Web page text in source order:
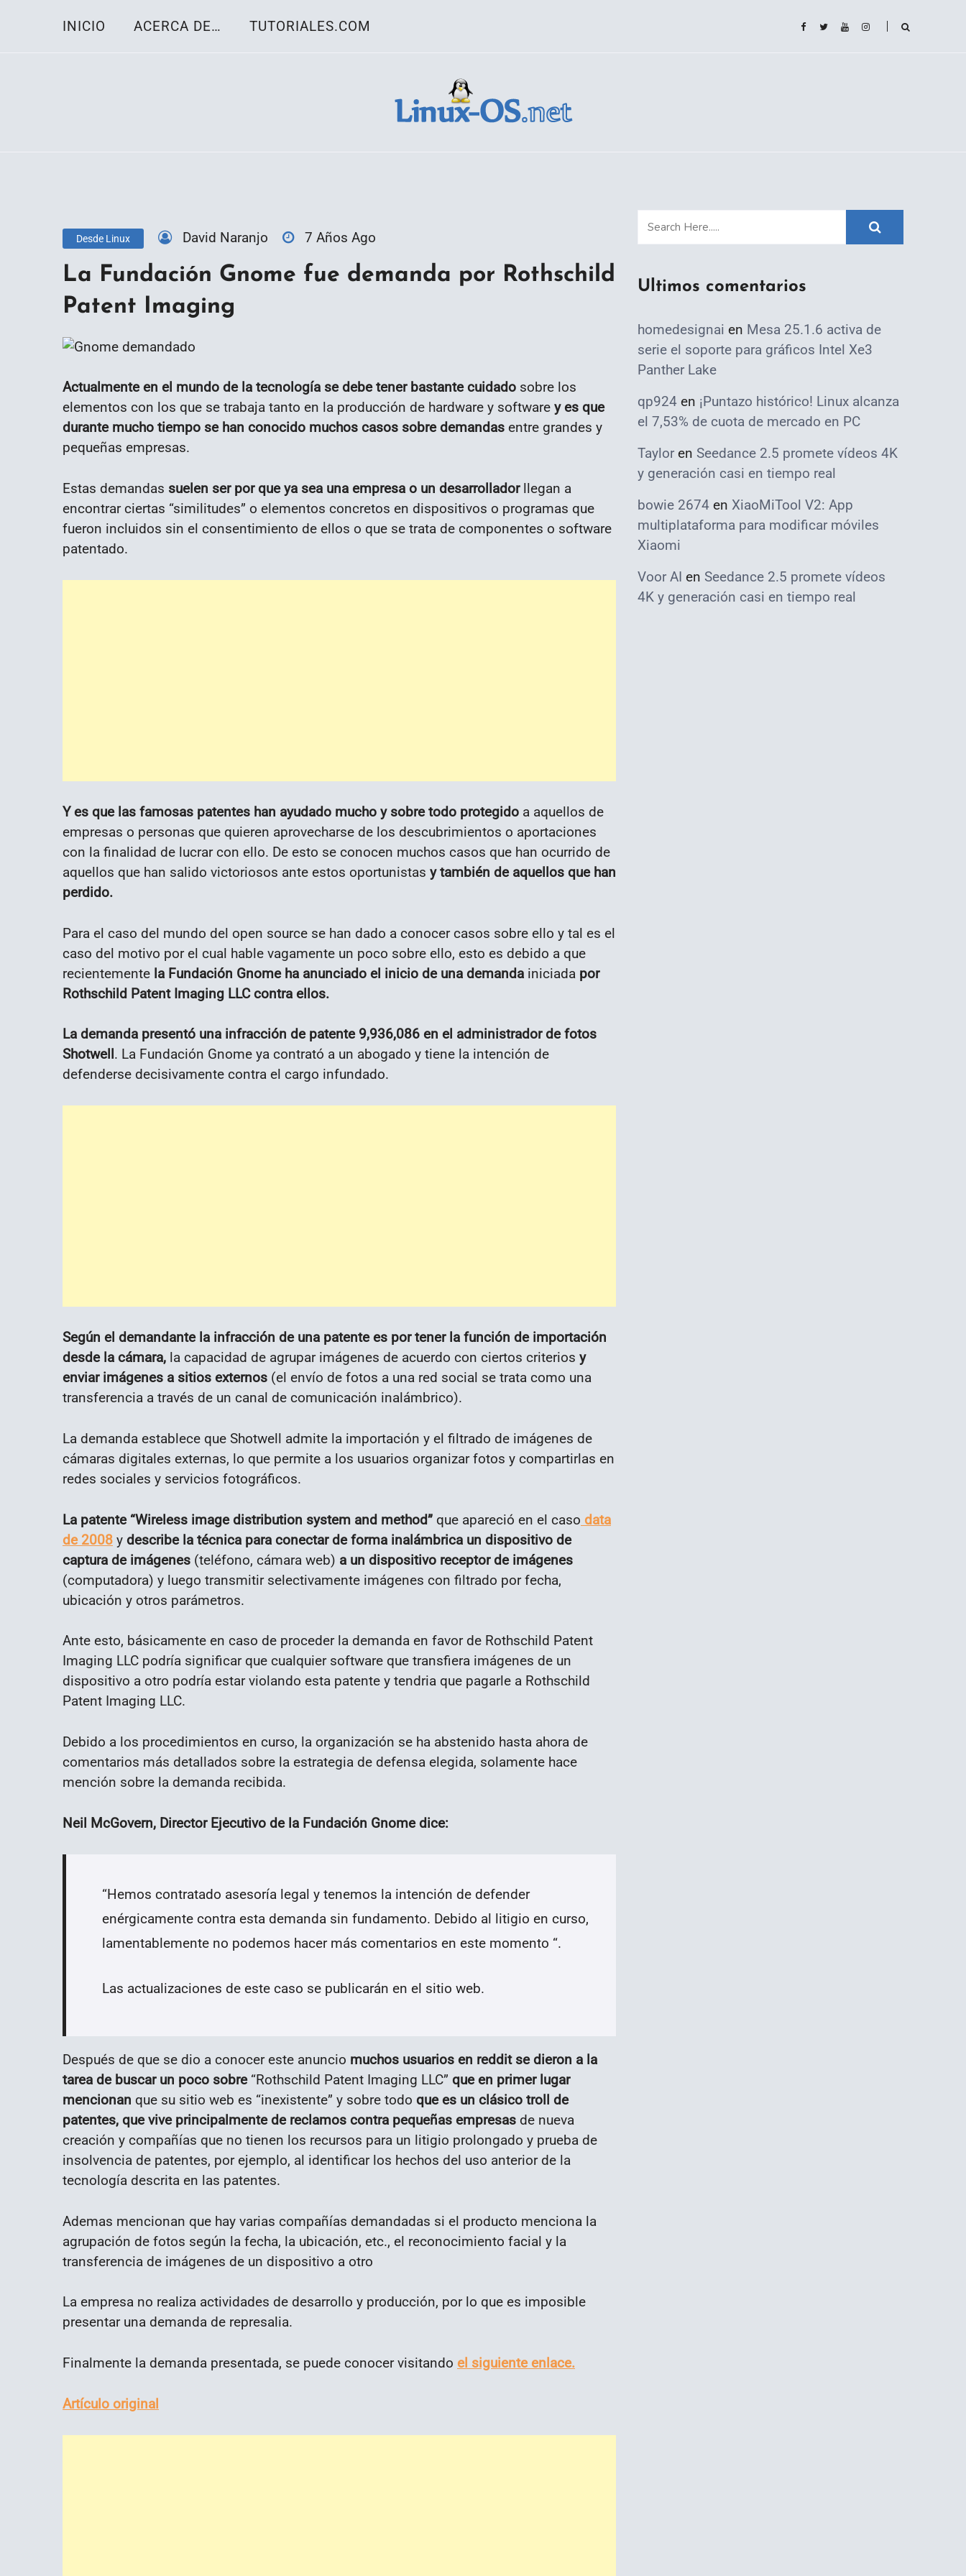
INICIO ACERCA DE… TUTORIALES.COM
Desde Linux David Naranjo 7 Años Ago
La Fundación Gnome fue demanda por Rothschild
Patent Imaging
Actualmente en el mundo de la tecnología se debe tener bastante cuidado sobre los
elementos con los que se trabaja tanto en la producción de hardware y software y es que
durante mucho tiempo se han conocido muchos casos sobre demandas entre grandes y
pequeñas empresas.
Estas demandas suelen ser por que ya sea una empresa o un desarrolladorllegan a
encontrar ciertas “similitudes” o elementos concretos en dispositivos o programas que
fueron incluidos sin el consentimiento de ellos o que se trata de componentes o software
patentado.
Y es que las famosas patentes han ayudado mucho y sobre todo protegido a aquellos de
empresas o personas que quieren aprovecharse de los descubrimientos o aportaciones
con la finalidad de lucrar con ello. De esto se conocen muchos casos que han ocurrido de
aquellos que han salido victoriosos ante estos oportunistas y también de aquellos que han
perdido.
Para el caso del mundo del open source se han dado a conocer casos sobre ello y tal es el
caso del motivo por el cual hable vagamente un poco sobre ello, esto es debido a que
recientemente la Fundación Gnome ha anunciado el inicio de una demanda iniciada por
Rothschild Patent Imaging LLC contra ellos.
La demanda presentó una infracción de patente 9,936,086 en el administrador de fotos
Shotwell. La Fundación Gnome ya contrató a un abogado y tiene la intención de
defenderse decisivamente contra el cargo infundado.
Según el demandante la infracción de una patente es por tener la función de importación
desde la cámara, la capacidad de agrupar imágenes de acuerdo con ciertos criterios y
enviar imágenes a sitios externos (el envío de fotos a una red social se trata como una
transferencia a través de un canal de comunicación inalámbrico).
La demanda establece que Shotwell admite la importación y el filtrado de imágenes de
cámaras digitales externas, lo que permite a los usuarios organizar fotos y compartirlas en
redes sociales y servicios fotográficos.
La patente “Wireless image distribution system and method” que apareció en el caso data
de 2008 y describe la técnica para conectar de forma inalámbrica un dispositivo de
captura de imágenes (teléfono, cámara web) a un dispositivo receptor de imágenes
(computadora) y luego transmitir selectivamente imágenes con filtrado por fecha,
ubicación y otros parámetros.
Ante esto, básicamente en caso de proceder la demanda en favor de Rothschild Patent
Imaging LLC podría significar que cualquier software que transfiera imágenes de un
dispositivo a otro podría estar violando esta patente y tendria que pagarle a Rothschild
Patent Imaging LLC.
Debido a los procedimientos en curso, la organización se ha abstenido hasta ahora de
comentarios más detallados sobre la estrategia de defensa elegida, solamente hace
mención sobre la demanda recibida.
Neil McGovern, Director Ejecutivo de la Fundación Gnome dice:
“Hemos contratado asesoría legal y tenemos la intención de defender
enérgicamente contra esta demanda sin fundamento. Debido al litigio en curso,
lamentablemente no podemos hacer más comentarios en este momento “.
Las actualizaciones de este caso se publicarán en el sitio web.
Después de que se dio a conocer este anuncio muchos usuarios en reddit se dieron a la
tarea de buscar un poco sobre“Rothschild Patent Imaging LLC” que en primer lugar
mencionan que su sitio web es “inexistente” y sobre todo que es un clásico troll de
patentes, que vive principalmente de reclamos contra pequeñas empresas de nueva
creación y compañías que no tienen los recursos para un litigio prolongado y prueba de
insolvencia de patentes, por ejemplo, al identificar los hechos del uso anterior de la
tecnología descrita en las patentes.
Ademas mencionan que hay varias compañías demandadas si el producto menciona la
agrupación de fotos según la fecha, la ubicación, etc., el reconocimiento facial y la
transferencia de imágenes de un dispositivo a otro
La empresa no realiza actividades de desarrollo y producción, por lo que es imposible
presentar una demanda de represalia.
Finalmente la demanda presentada, se puede conocer visitando el siguiente enlace.
Artículo original
Ultimos comentarios
homedesignai en Mesa 25.1.6 activa de
serie el soporte para gráficos Intel Xe3
Panther Lake
qp924 en ¡Puntazo histórico! Linux alcanza
el 7,53% de cuota de mercado en PC
Taylor en Seedance 2.5 promete vídeos 4K
y generación casi en tiempo real
bowie 2674 en XiaoMiTool V2: App
multiplataforma para modificar móviles
Xiaomi
Voor AI en Seedance 2.5 promete vídeos
4K y generación casi en tiempo real